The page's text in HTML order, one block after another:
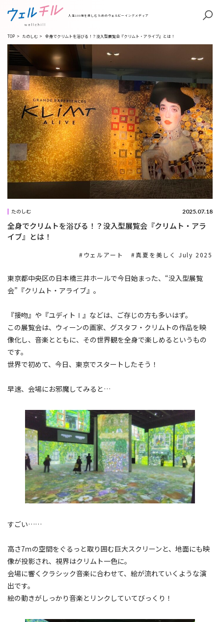
人生100年を楽しむためのウェルビーイングメディア
TOP > たのしむ > 全身でクリムトを浴びる！？没入型展覧会『クリムト・アライブ』とは！
たのしむ 2025.07.18
全身でクリムトを浴びる！？没入型展覧会『クリムト・アラ
イブ』とは！
ウェルアート 真夏を美しく July 2025
東京都中央区の日本橋三井ホールで今日始まった、“没入型展覧
会”『クリムト・アライブ』。
『接吻』や『ユディトⅠ』などは、ご存じの方も多いはず。
この展覧会は、ウィーンの画家、グスタフ・クリムトの作品を映
像化し、音楽とともに、その世界観を全身で楽しめるというもの
です。
世界で初めて、今日、東京でスタートしたそう！
早速、会場にお邪魔してみると…
すごい……
高さ7ｍの空間をぐるっと取り囲む巨大スクリーンと、地面にも映
像が投影され、視界はクリムト一色に。
会場に響くクラシック音楽に合わせて、絵が流れていくような演
出です。
絵の動きがしっかり音楽とリンクしていてびっくり！